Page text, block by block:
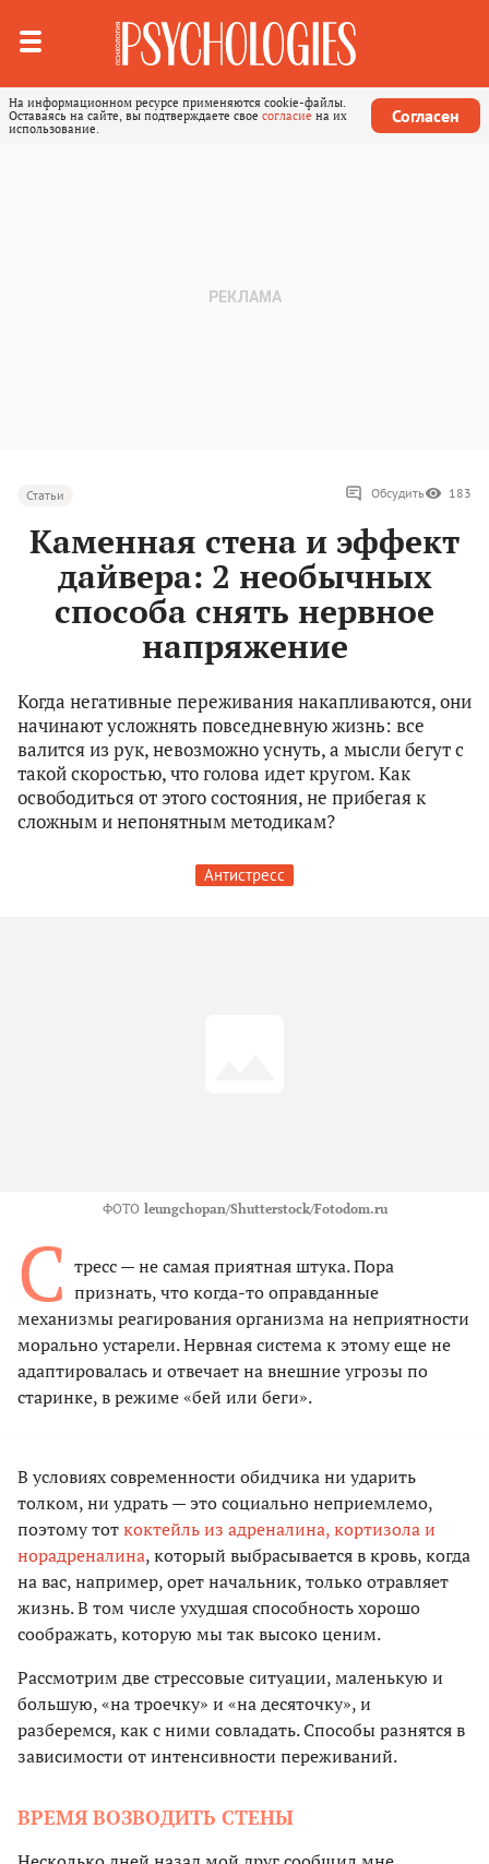
На информационном ресурсе применяются cookie-файлы.
Оставаясь на сайте, вы подтверждаете свое согласие на их
использование.
Согласен
Статьи Обсудить 183
Каменная стена и эффект
дайвера: 2 необычных
способа снять нервное
напряжение
Когда негативные переживания накапливаются, они
начинают усложнять повседневную жизнь: все
валится из рук, невозможно уснуть, а мысли бегут с
такой скоростью, что голова идет кругом. Как
освободиться от этого состояния, не прибегая к
сложным и непонятным методикам?
Антистресс
ФОТО leungchopan/Shutterstock/Fotodom.ru
С тресс — не самая приятная штука. Пора
признать, что когда-то оправданные
механизмы реагирования организма на неприятности
морально устарели. Нервная система к этому еще не
адаптировалась и отвечает на внешние угрозы по
старинке, в режиме «бей или беги».
В условиях современности обидчика ни ударить
толком, ни удрать — это социально неприемлемо,
поэтому тоткоктейль из адреналина, кортизола и
норадреналина, который выбрасывается в кровь, когда
на вас, например, орет начальник, только отравляет
жизнь. В том числе ухудшая способность хорошо
соображать, которую мы так высоко ценим.
Рассмотрим две стрессовые ситуации, маленькую и
большую, «на троечку» и «на десяточку», и
разберемся, как с ними совладать. Способы разнятся в
зависимости от интенсивности переживаний.
ВРЕМЯ ВОЗВОДИТЬ СТЕНЫ